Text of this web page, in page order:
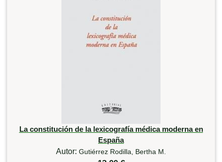
La constitución de la lexicografía médica moderna en
España
Autor: Gutiérrez Rodilla, Bertha M.